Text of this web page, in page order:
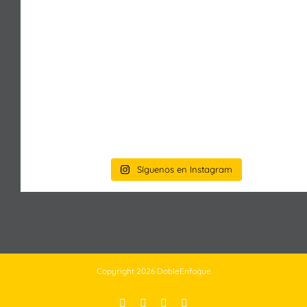
Síguenos en Instagram
Copyright 2026 DobleEnfoque
Facebook Instagram